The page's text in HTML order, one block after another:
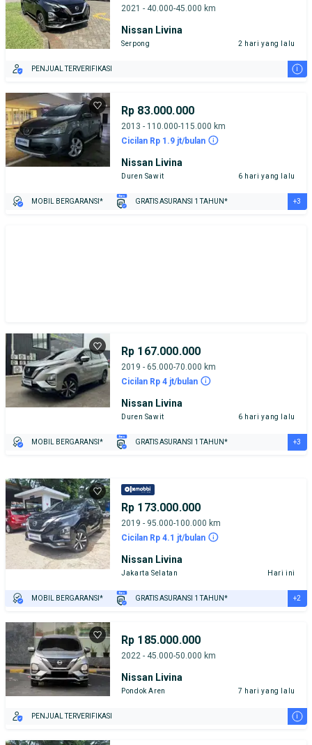
2021 - 40.000-45.000 km
Nissan Livina
Serpong 2 hari yang lalu
PENJUAL TERVERIFIKASI i
Rp 83.000.000
2013 - 110.000-115.000 km
Cicilan Rp 1.9 jt/bulan
Nissan Livina
Duren Sawit 6 hari yang lalu
MOBIL BERGARANSI* GRATIS ASURANSI 1 TAHUN* +3
Rp 167.000.000
2019 - 65.000-70.000 km
Cicilan Rp 4 jt/bulan
Nissan Livina
Duren Sawit 6 hari yang lalu
MOBIL BERGARANSI* GRATIS ASURANSI 1 TAHUN* +3
Rp 173.000.000
2019 - 95.000-100.000 km
Cicilan Rp 4.1 jt/bulan
Nissan Livina
Jakarta Selatan Hari ini
MOBIL BERGARANSI* GRATIS ASURANSI 1 TAHUN* +2
Rp 185.000.000
2022 - 45.000-50.000 km
Nissan Livina
Pondok Aren 7 hari yang lalu
PENJUAL TERVERIFIKASI i